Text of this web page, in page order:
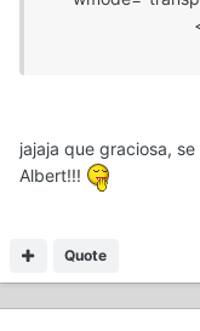
jajaja que graciosa,
Albert!!!
Quote